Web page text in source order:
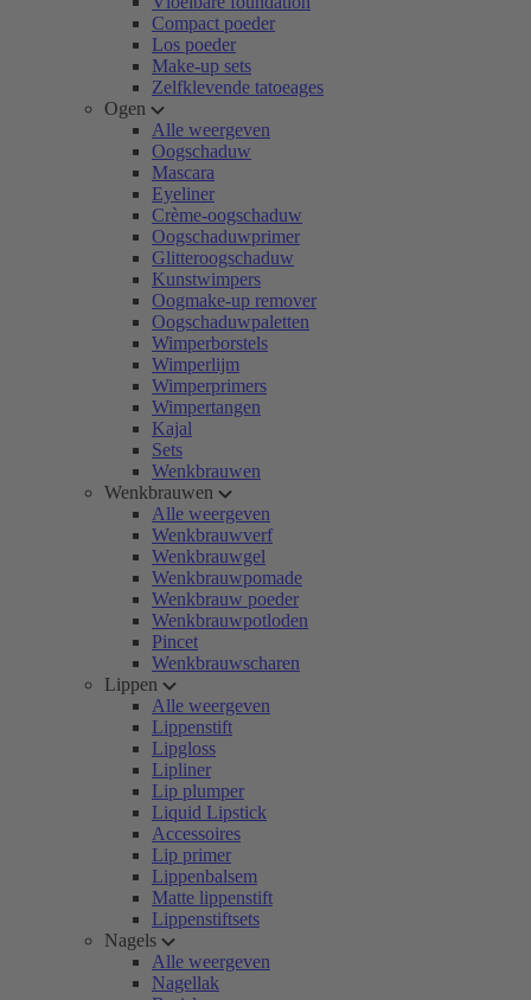
Compact poeder
Los poeder
Make-up sets
Zelfklevende tatoeages
Ogen
Alle weergeven
Oogschaduw
Mascara
Eyeliner
Crème-oogschaduw
Oogschaduwprimer
Glitteroogschaduw
Kunstwimpers
Oogmake-up remover
Oogschaduwpaletten
Wimperborstels
Wimperlijm
Wimperprimers
Wimpertangen
Kajal
Sets
Wenkbrauwen
Wenkbrauwen
Alle weergeven
Wenkbrauwverf
Wenkbrauwgel
Wenkbrauwpomade
Wenkbrauw poeder
Wenkbrauwpotloden
Pincet
Wenkbrauwscharen
Lippen
Alle weergeven
Lippenstift
Lipgloss
Lipliner
Lip plumper
Liquid Lipstick
Accessoires
Lip primer
Lippenbalsem
Matte lippenstift
Lippenstiftsets
Nagels
Alle weergeven
Nagellak